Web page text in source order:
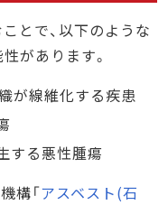
とで、以下のような
があります。
が線維化する疾患
する悪性腫瘍
構「アスベスト(石